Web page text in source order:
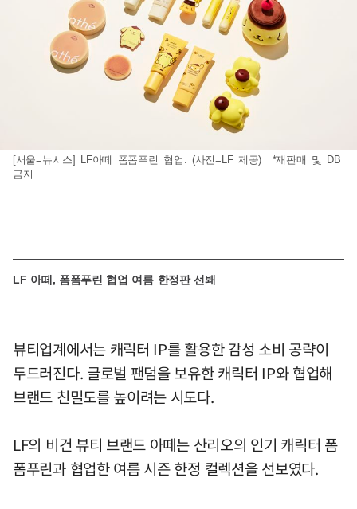
[서울=뉴시스] LF아떼 폼폼푸린 협업. (사진=LF 제공) *재판매 및 DB
금지
LF 아떼, 폼폼푸린 협업 여름 한정판 선봬
뷰티업계에서는 캐릭터 IP를 활용한 감성 소비 공략이
두드러진다. 글로벌 팬덤을 보유한 캐릭터 IP와 협업해
브랜드 친밀도를 높이려는 시도다.
LF의 비건 뷰티 브랜드 아떼는 산리오의 인기 캐릭터 폼
폼푸린과 협업한 여름 시즌 한정 컬렉션을 선보였다.